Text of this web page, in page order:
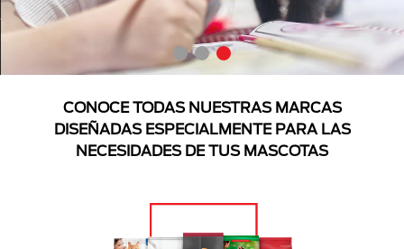
CONOCE TODAS NUESTRAS MARCAS
DISEÑADAS ESPECIALMENTE PARA LAS
NECESIDADES DE TUS MASCOTAS